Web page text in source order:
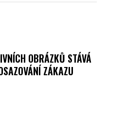
OBRÁZKŮ STÁVÁ
ZÁKAZU